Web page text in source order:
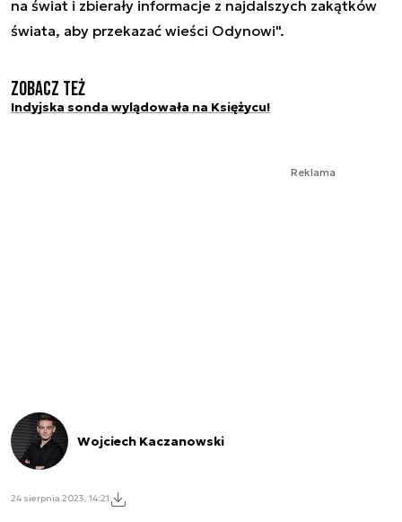
na świat i zbierały informacje z najdalszych zakątków
świata, aby przekazać wieści Odynowi".
Zobacz też
Indyjska sonda wylądowała na Księżycu!
Reklama
Wojciech Kaczanowski
24 sierpnia 2023, 14:21